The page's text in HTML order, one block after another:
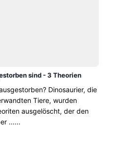
sind - 3 Theorien
Dinosaurier, die
Tiere, wurden
ausgelöscht, der den
......